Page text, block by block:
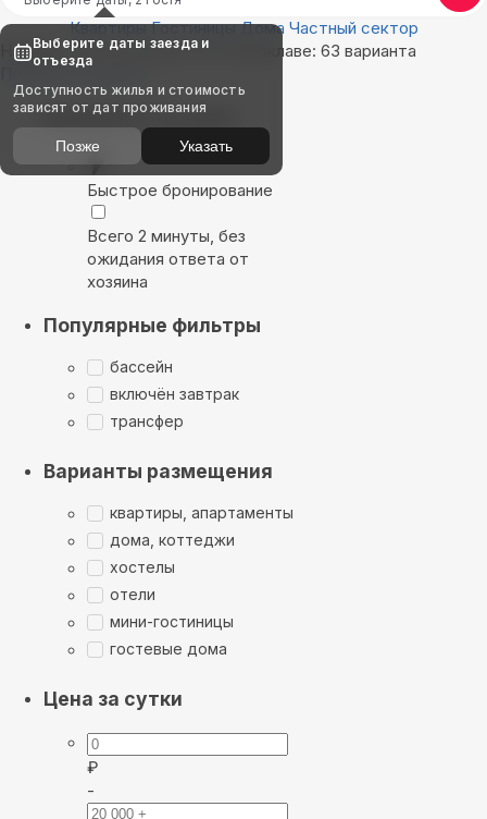
Квартиры Гостиницы Дома Частный сектор
Найдём, где остановиться в Балаклаве: 63 варианта
Показать на карте
Выбирайте лучшее
Быстрое бронирование
Всего 2 минуты, без
ожидания ответа от
хозяина
Популярные фильтры
бассейн
включён завтрак
трансфер
Варианты размещения
квартиры, апартаменты
дома, коттеджи
хостелы
отели
мини-гостиницы
гостевые дома
Цена за сутки
₽
-
Выберите даты заезда и
отъезда
Доступность жилья и стоимость
зависят от дат проживания
Позже Указать